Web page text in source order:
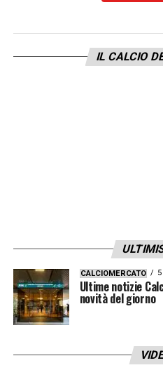
Secondo quanto
, il Sassuolo
IL CALCIO
CALCIOMERCATO
Ultime notizie
novità del giorno